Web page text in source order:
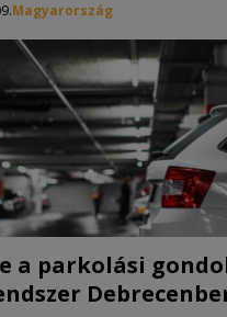
Magyarország
a parkolási